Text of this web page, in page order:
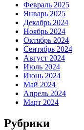
Февраль 2025
Январь 2025
Декабрь 2024
Ноябрь 2024
Октябрь 2024
Сентябрь 2024
Август 2024
Июль 2024
Июнь 2024
Май 2024
Апрель 2024
Март 2024
Рубрики